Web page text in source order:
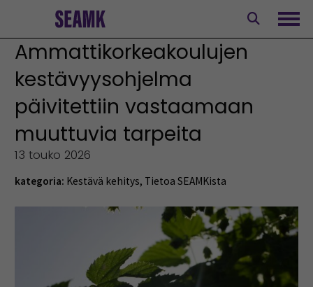
Ammattikorkeakoulujen
kestävyysohjelma
päivitettiin vastaamaan
muuttuvia tarpeita
13 touko 2026
kategoria: Kestävä kehitys, Tietoa SEAMKista